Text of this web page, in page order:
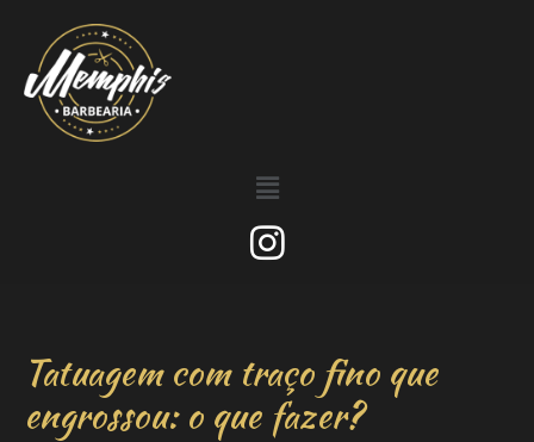
Tatuagem com traço fino que
engrossou: o que fazer?